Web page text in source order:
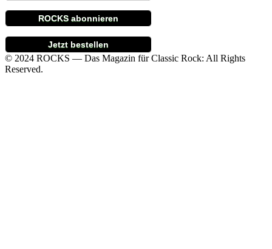
ROCKS abonnieren
Jetzt bestellen
© 2024 ROCKS — Das Magazin für Classic Rock: All Rights
Reserved.